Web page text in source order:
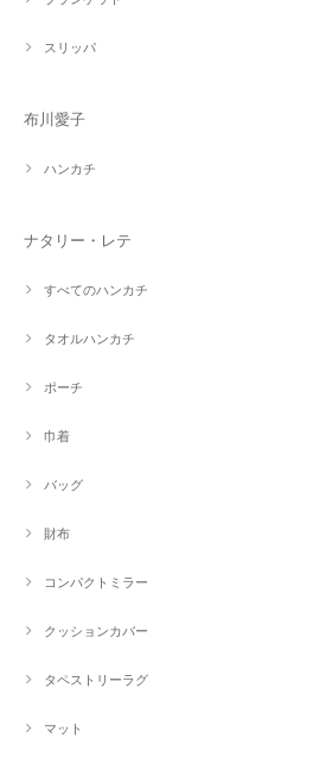
スリッパ
布川愛子
ハンカチ
ナタリー・レテ
すべてのハンカチ
タオルハンカチ
ポーチ
巾着
バッグ
財布
コンパクトミラー
クッションカバー
タペストリーラグ
マット